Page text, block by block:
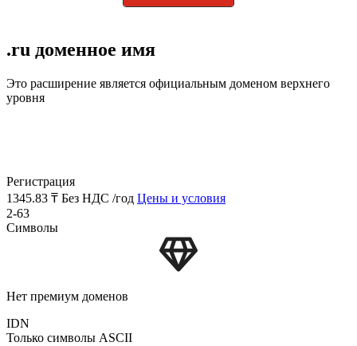
.ru доменное имя
Это расширение является официальным доменом верхнего
уровня
Регистрация
1345.83 ₸ Без НДС /год Цены и условия
2-63
Символы
Нет премиум доменов
IDN
Только символы ASCII